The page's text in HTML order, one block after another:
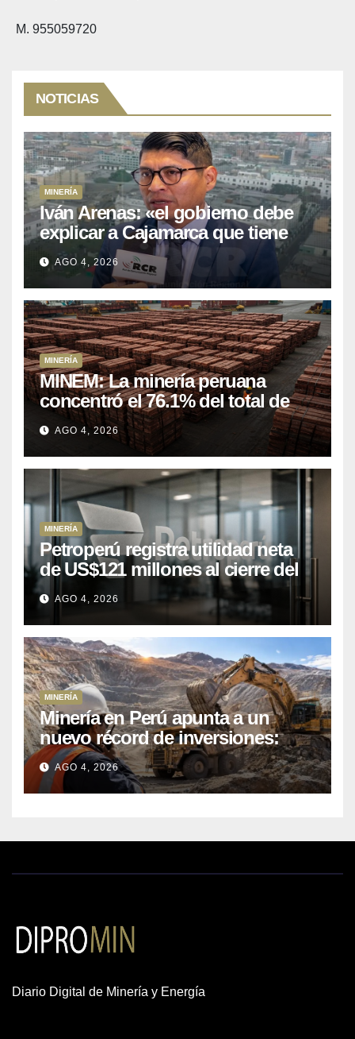
M. 955059720
NOTICIAS
MINERÍA
Iván Arenas: «el gobierno debe
explicar a Cajamarca que tiene
US$ 16 mil millones en proyectos
mineros para salir de la pobreza
AGO 4, 2026
MINERÍA
MINEM: La minería peruana
concentró el 76.1% del total de
las exportaciones nacionales
entre enero y abril de 2026
AGO 4, 2026
MINERÍA
Petroperú registra utilidad neta
de US$121 millones al cierre del
primer semestre 2026
AGO 4, 2026
MINERÍA
Minería en Perú apunta a un
nuevo récord de inversiones:
crecen los petitorios y el FMI
insta a destrabar proyectos
AGO 4, 2026
Diario Digital de Minería y Energía